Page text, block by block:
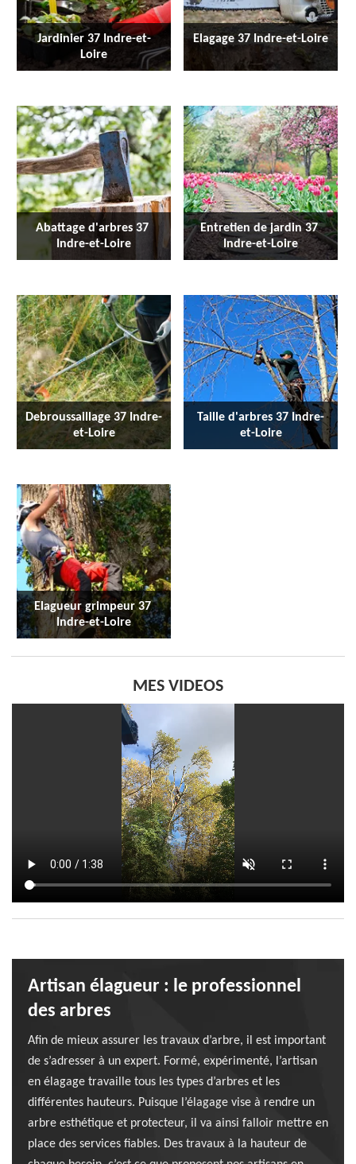
Jardinier 37 Indre-et-
Loire
Elagage 37 Indre-et-Loire
Abattage d'arbres 37
Indre-et-Loire
Entretien de jardin 37
Indre-et-Loire
Debroussaillage 37 Indre-
et-Loire
Taille d'arbres 37 Indre-
et-Loire
Elagueur grimpeur 37
Indre-et-Loire
MES VIDEOS
Artisan élagueur : le professionnel
des arbres
Afin de mieux assurer les travaux d’arbre, il est important
de s’adresser à un expert. Formé, expérimenté, l’artisan
en élagage travaille tous les types d’arbres et les
différentes hauteurs. Puisque l’élagage vise à rendre un
arbre esthétique et protecteur, il va ainsi falloir mettre en
place des services fiables. Des travaux à la hauteur de